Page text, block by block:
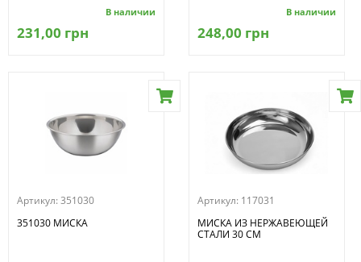
В наличии
231,00 грн
В наличии
248,00 грн
Артикул: 351030
351030 МИСКА
Артикул: 117031
МИСКА ИЗ НЕРЖАВЕЮЩЕЙ
СТАЛИ 30 СМ